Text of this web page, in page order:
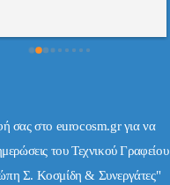
σας στο eurocosm.gr για να
του Τεχνικού Γραφείου
Σ. Κοσμίδη & Συνεργάτες"